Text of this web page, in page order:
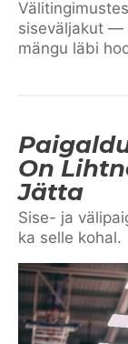
siseväljakut —
mängu läbi
On
Jätta
Sise- ja
ka selle kohal.